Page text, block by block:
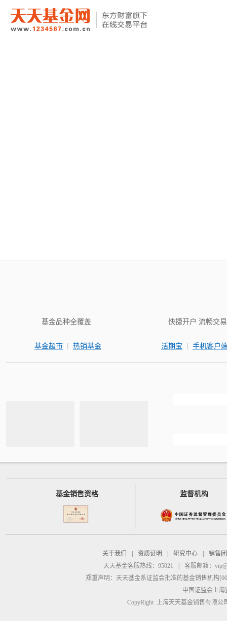
基金品种全覆盖
基金超市 | 热销基金
快捷开户 流畅交易
活期宝 | 手机客户
基金销售资格 监督机构
关于我们 资质证明 研究中心
销售
天天基金客服热线：95021
客服邮箱：
郑重声明： 天天基金系证监会批准的基金销售机构
中国证监会上
CopyRight 上海天天基金销售有限